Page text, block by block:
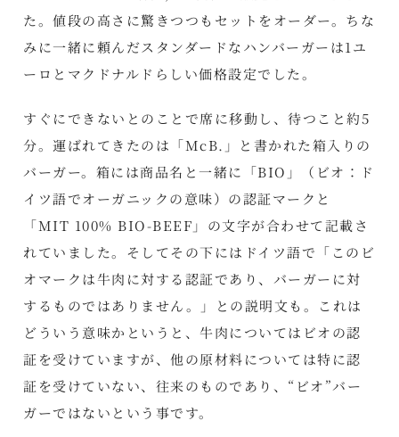
た。値段の高さに驚きつつもセットをオーダー。ちな
みに一緒に頼んだスタンダードなハンバーガーは1ユ
ーロとマクドナルドらしい価格設定でした。
すぐにできないとのことで席に移動し、待つこと約5
分。運ばれてきたのは「McB.」と書かれた箱入りの
バーガー。箱には商品名と一緒に「BIO」（ビオ：ド
イツ語でオーガニックの意味）の認証マークと
「MIT 100% BIO-BEEF」の文字が合わせて記載さ
れていました。そしてその下にはドイツ語で「このビ
オマークは牛肉に対する認証であり、バーガーに対
するものではありません。」との説明文も。これは
どういう意味かというと、牛肉についてはビオの認
証を受けていますが、他の原材料については特に認
証を受けていない、往来のものであり、“ビオ”バー
ガーではないという事です。